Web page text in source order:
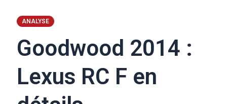
ANALYSE
Goodwood 2014 :
Lexus RC F en